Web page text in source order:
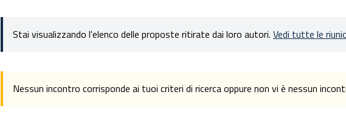
Stai visualizzando l'elenco delle proposte ritirate dai loro autori. Vedi tutte le
Nessun incontro corrisponde ai tuoi criteri di ricerca oppure non vi è nessun